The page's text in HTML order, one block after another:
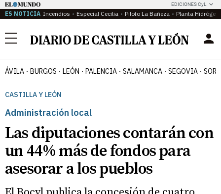
EDICIONES CyL
ES NOTICIA Incendios Especial Cecilia Piloto La Bañeza Planta
Menú
ÁVILA BURGOS LEÓN PALENCIA SALAMANCA SEGOVIA
CASTILLA Y LEÓN
Administración local
Las diputaciones contarán con
un 44% más de fondos para
asesorar a los pueblos